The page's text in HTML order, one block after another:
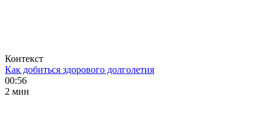
Контекст
Как добиться здорового долголетия
00:56
2 мин